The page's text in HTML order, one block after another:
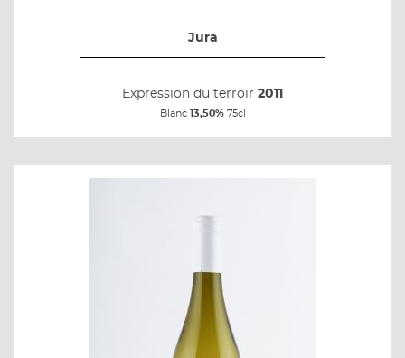
Jura
Expression du terroir 2011
Blanc 13,50% 75cl